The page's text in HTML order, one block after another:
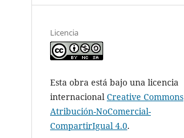
Licencia
Esta obra está bajo una licencia
internacional Creative Commons
Atribución-NoComercial-
CompartirIgual 4.0.